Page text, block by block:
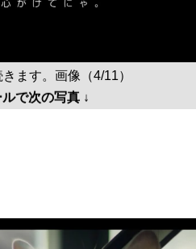
ます。画像（4/11）
で次の写真 ↓